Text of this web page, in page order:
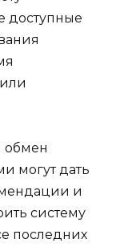
доступные
обмен
могут дать
и
систему
последних